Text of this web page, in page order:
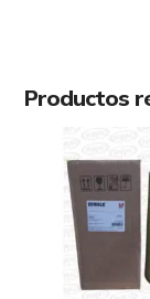
Productos